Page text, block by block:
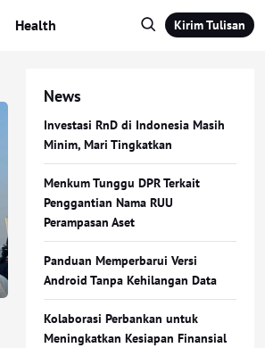
Health Kirim Tulisan
News
Investasi RnD di Indonesia Masih
Minim, Mari Tingkatkan
Menkum Tunggu DPR Terkait
Penggantian Nama RUU
Perampasan Aset
Panduan Memperbarui Versi
Android Tanpa Kehilangan Data
Kolaborasi Perbankan untuk
Meningkatkan Kesiapan Finansial